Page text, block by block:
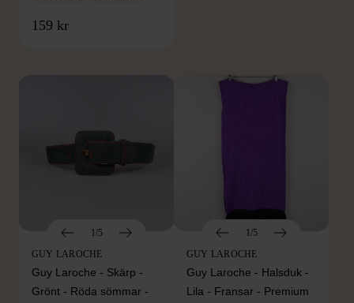
159 kr
FRÅN SAMMA VARUMÄRKE
1/5
GUY LAROCHE
Guy Laroche - Skärp -
Grönt - Röda sömmar -
1/5
GUY LAROCHE
Guy Laroche - Halsduk -
Lila - Fransar - Premium